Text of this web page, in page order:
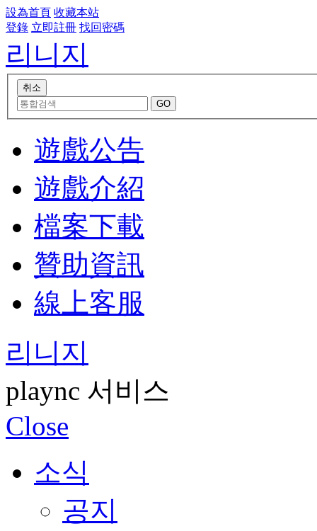
設為首頁 收藏本站
登錄 立即註冊 找回密碼
리니지
遊戲公告
遊戲介紹
檔案下載
贊助資訊
線上客服
리니지
plaync 서비스
Close
소식
공지